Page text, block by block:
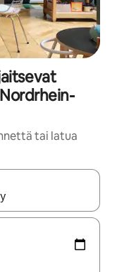
tai latua
ja alas-